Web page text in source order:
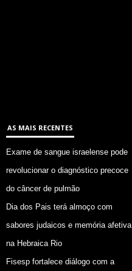
AS MAIS RECENTES
Exame de sangue israelense pode
revolucionar o diagnóstico precoce
do câncer de pulmão
Dia dos Pais terá almoço com
sabores judaicos e memória afetiva
na Hebraica Rio
Fisesp fortalece diálogo com a